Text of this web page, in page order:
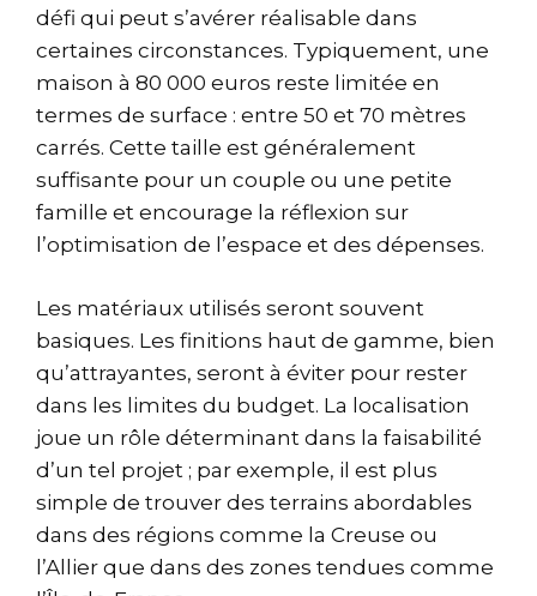
défi qui peut s’avérer réalisable dans
certaines circonstances. Typiquement, une
maison à 80 000 euros reste limitée en
termes de surface : entre 50 et 70 mètres
carrés. Cette taille est généralement
suffisante pour un couple ou une petite
famille et encourage la réflexion sur
l’optimisation de l’espace et des dépenses.
Les matériaux utilisés seront souvent
basiques. Les finitions haut de gamme, bien
qu’attrayantes, seront à éviter pour rester
dans les limites du budget. La localisation
joue un rôle déterminant dans la faisabilité
d’un tel projet ; par exemple, il est plus
simple de trouver des terrains abordables
dans des régions comme la Creuse ou
l’Allier que dans des zones tendues comme